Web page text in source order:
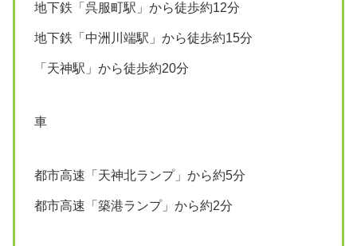
地下鉄「呉服町駅」から徒歩約12分
地下鉄「中洲川端駅」から徒歩約15分
「天神駅」から徒歩約20分
車
都市高速「天神北ランプ」から約5分
都市高速「築港ランプ」から約2分